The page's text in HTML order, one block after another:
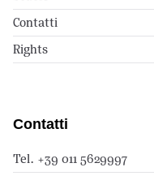
Contatti
Rights
Contatti
Tel. +39 011 5629997